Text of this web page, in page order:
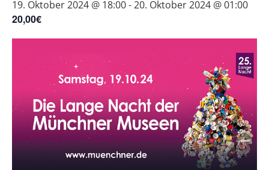
19. Oktober 2024 @ 18:00-20. Oktober 2024 @ 01:00
20,00€